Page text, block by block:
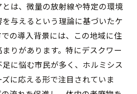
ホルミシスリンパケアの施術
れにはホルミシスリンパケア
で疲れやすい四日市市民にお
は、微量の放射線や特定の環境
与えるという理論に基づいたケ
の導入背景には、この地域に住
りがあります。特にデスクワー
に悩む市民が多く、ホルミシス
に応える形で注目されていま